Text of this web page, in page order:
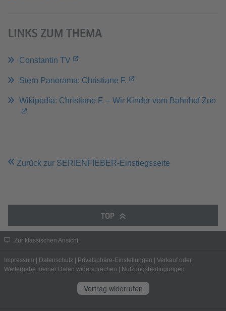
LINKS ZUM THEMA
Constantin TV
Stern Panorama: Christiane F.
Wikipedia: Christiane F. – Wir Kinder vom Bahnhof Zoo
Zurück zur SERIENFIEBER-Einstiegsseite
TOP
Zur klassischen Ansicht
Impressum | Datenschutz | Privatsphäre-Einstellungen | Verkauf oder
Weitergabe meiner Daten widersprechen | Nutzungsbedingungen
Vertrag widerrufen